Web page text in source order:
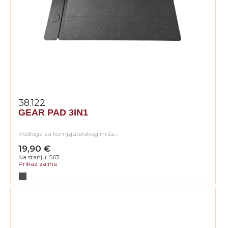
38.122
GEAR PAD 3IN1
Podloga za kompjuterskog miša…
19,90 €
Na stanju: 563
Prikaz zaliha